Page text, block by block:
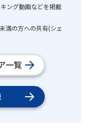
ング動画などを掲載
満の方への共有(シェ
一覧